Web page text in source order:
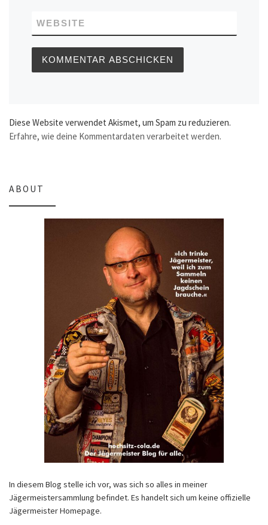
WEBSITE
Diese Website verwendet Akismet, um Spam zu reduzieren.
Erfahre, wie deine Kommentardaten verarbeitet werden.
ABOUT
In diesem Blog stelle ich vor, was sich so alles in meiner
Jägermeistersammlung befindet. Es handelt sich um keine offizielle
Jägermeister Homepage.